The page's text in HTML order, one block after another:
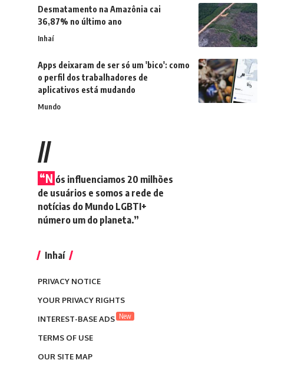
Desmatamento na Amazônia cai
36,87% no último ano
Inhaí
Apps deixaram de ser só um 'bico': como
o perfil dos trabalhadores de
aplicativos está mudando
Mundo
//
“N ós influenciamos 20 milhões
de usuários e somos a rede de
notícias do Mundo LGBTI+
número um do planeta.”
Inhaí
PRIVACY NOTICE
YOUR PRIVACY RIGHTS
INTEREST-BASE ADS New
TERMS OF USE
OUR SITE MAP